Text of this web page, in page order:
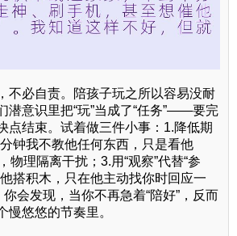
不必自责。陪孩子玩之所以容易没耐
潜意识里把“玩”当成了“任务”——要完
点结束。试着做三件小事：1.降低期
钟我不教他任何东西，只是看他
物理隔离干扰；3.用“观察”代替“参
搭积木，只在他主动找你时回应一
你会发现，当你不再急着“陪好”，反而
慢悠悠的节奏里。